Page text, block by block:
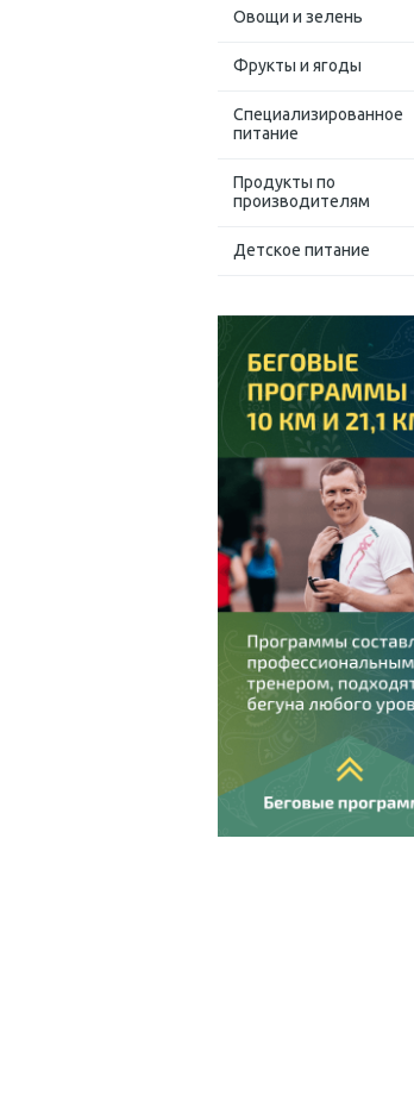
Овощи и зелень
Фрукты и ягоды
Специализированное
питание
Продукты по
производителям
Детское питание